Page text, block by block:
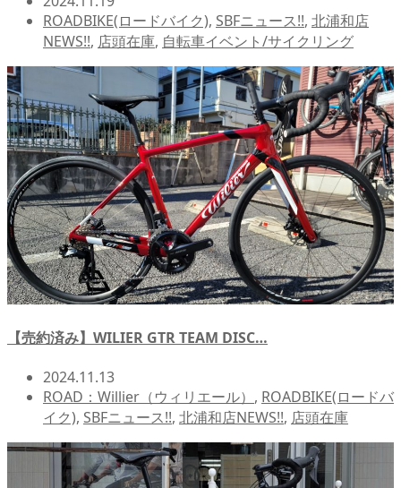
ROADBIKE(ロードバイク), SBFニュース!!, 北浦和店
NEWS!!, 店頭在庫, 自転車イベント/サイクリング
【売約済み】WILIER GTR TEAM DISC…
2024.11.13
ROAD：Willier（ウィリエール） , ROADBIKE(ロードバ
イク), SBFニュース!!, 北浦和店NEWS!!, 店頭在庫